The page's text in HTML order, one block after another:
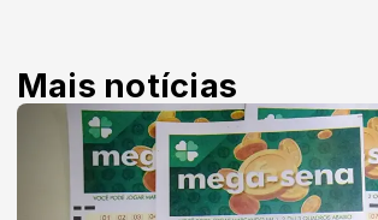
Mais notícias